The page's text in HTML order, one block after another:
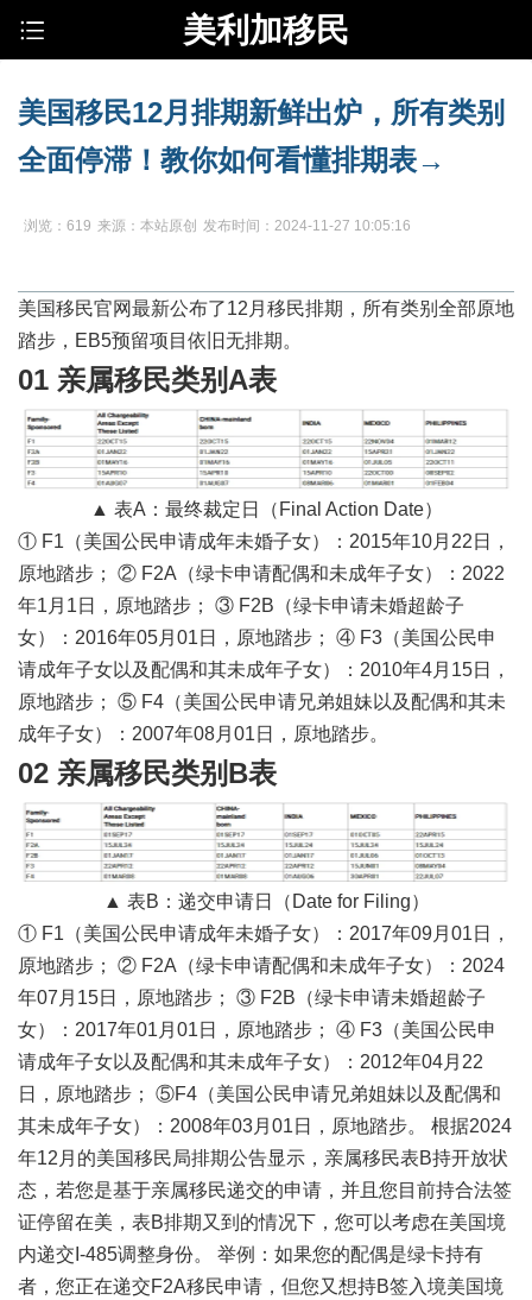
美利加移民
美国移民12月排期新鲜出炉，所有类别
全面停滞！教你如何看懂排期表→
浏览：619 来源：本站原创 发布时间：2024-11-27 10:05:16
美国移民官网最新公布了12月移民排期，所有类别全部原地
踏步，EB5预留项目依旧无排期。
01 亲属移民类别A表
▲ 表A：最终裁定日（Final Action Date）
① F1（美国公民申请成年未婚子女）：2015年10月22日，
原地踏步； ② F2A（绿卡申请配偶和未成年子女）：2022
年1月1日，原地踏步； ③ F2B（绿卡申请未婚超龄子
女）：2016年05月01日，原地踏步； ④ F3（美国公民申
请成年子女以及配偶和其未成年子女）：2010年4月15日，
原地踏步； ⑤ F4（美国公民申请兄弟姐妹以及配偶和其未
成年子女）：2007年08月01日，原地踏步。
02 亲属移民类别B表
▲ 表B：递交申请日（Date for Filing）
① F1（美国公民申请成年未婚子女）：2017年09月01日，
原地踏步； ② F2A（绿卡申请配偶和未成年子女）：2024
年07月15日，原地踏步； ③ F2B（绿卡申请未婚超龄子
女）：2017年01月01日，原地踏步； ④ F3（美国公民申
请成年子女以及配偶和其未成年子女）：2012年04月22
日，原地踏步； ⑤F4（美国公民申请兄弟姐妹以及配偶和
其未成年子女）：2008年03月01日，原地踏步。 根据2024
年12月的美国移民局排期公告显示，亲属移民表B持开放状
态，若您是基于亲属移民递交的申请，并且您目前持合法签
证停留在美，表B排期又到的情况下，您可以考虑在美国境
内递交I-485调整身份。 举例：如果您的配偶是绿卡持有
者，您正在递交F2A移民申请，但您又想持B签入境美国境